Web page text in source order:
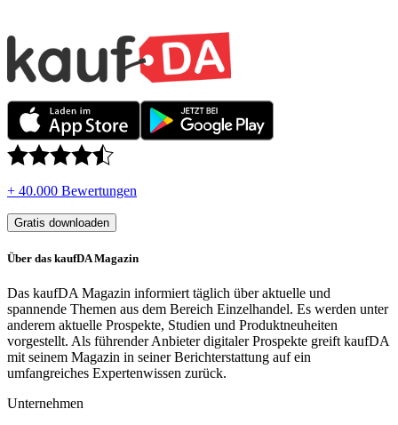
+ 40.000 Bewertungen
Gratis downloaden
Über das kaufDA Magazin
Das kaufDA Magazin informiert täglich über aktuelle und
spannende Themen aus dem Bereich Einzelhandel. Es werden unter
anderem aktuelle Prospekte, Studien und Produktneuheiten
vorgestellt. Als führender Anbieter digitaler Prospekte greift kaufDA
mit seinem Magazin in seiner Berichterstattung auf ein
umfangreiches Expertenwissen zurück.
Unternehmen